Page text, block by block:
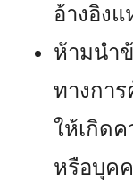
อ้างอิง
ห้ามนำ
ทางกา
ให้เกิด
หรือบุค